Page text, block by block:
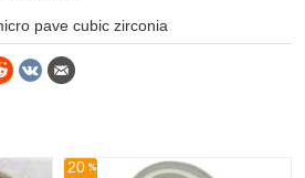
pave cubic zirconia
20